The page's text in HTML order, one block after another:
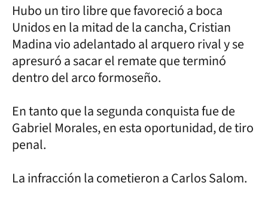
Hubo un tiro libre que favoreció a boca
Unidos en la mitad de la cancha, Cristian
Madina vio adelantado al arquero rival y se
apresuró a sacar el remate que terminó
dentro del arco formoseño.
En tanto que la segunda conquista fue de
Gabriel Morales, en esta oportunidad, de tiro
penal.
La infracción la cometieron a Carlos Salom.